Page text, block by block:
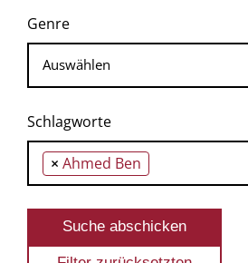
Genre
Schlagworte
× Ahmed Ben